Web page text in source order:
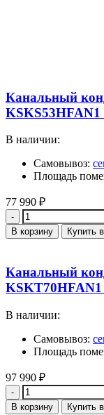
Канальный
В наличии:
Самовывоз:
Площадь
77 990 ₽
Количество
В корзину Купить
Канальный
KSKT70HFAN1
В наличии:
Самовывоз:
Площадь
97 990 ₽
Количество
В корзину Купить